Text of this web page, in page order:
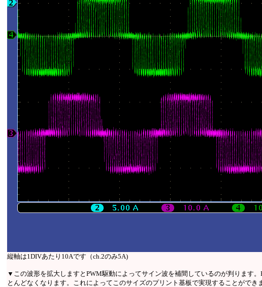
縦軸は1DIVあたり10Aです（ch.2のみ5A)
▼この波形を拡大しますとPWM駆動によってサイン波を補間しているのが判ります
とんどなくなります。これによってこのサイズのプリント基板で実現することができ